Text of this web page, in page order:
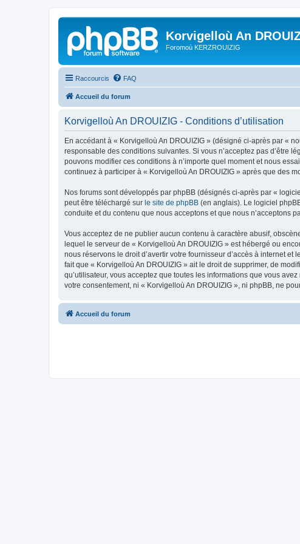
Korvigelloù An
Foromoù KERZROUIZIG
Raccourcis FAQ
Accueil du forum
Korvigelloù An DROUIZIG - Conditions d’utilisation
En accédant à « Korvigelloù An DROUIZIG » (désigné ci-après par «
responsable des conditions suivantes. Si vous n’acceptez pas d’être
pouvons modifier ces conditions à n’importe quel moment et nous
continuez à participer à « Korvigelloù An DROUIZIG » après que des
Nos forums sont développés par phpBB (désignés ci-après par «
peut être téléchargé sur le site de phpBB (en anglais). Le logiciel
conduite et du contenu que nous acceptons et que nous n’acceptons
Vous acceptez de ne publier aucun contenu à caractère abusif,
lequel le serveur de « Korvigelloù An DROUIZIG » est hébergé ou
nous réservons le droit d’avertir votre fournisseur d’accès à internet
fait que « Korvigelloù An DROUIZIG » ait le droit de supprimer, de
qu’utilisateur, vous acceptez que toutes les informations que vous
votre consentement, ni « Korvigelloù An DROUIZIG », ni phpBB, ne
Accueil du forum